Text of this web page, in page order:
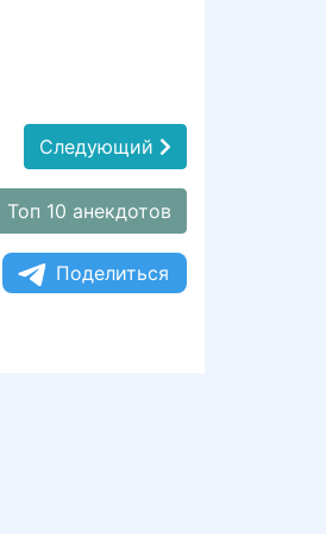
Следующий
Топ 10 анекдотов
Поделиться